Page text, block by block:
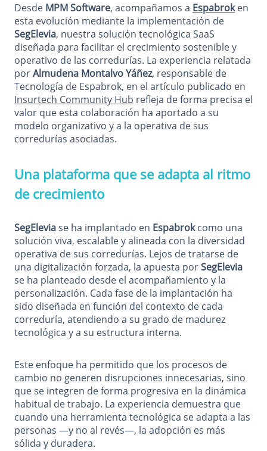
Desde MPM Software, acompañamos a Espabroken
esta evolución mediante la implementación de
SegElevia, nuestra solución tecnológica SaaS
diseñada para facilitar el crecimiento sostenible y
operativo de las corredurías. La experiencia relatada
porAlmudena Montalvo Yáñez, responsable de
Tecnología de Espabrok, en el artículo publicado en
Insurtech Community Hub refleja de forma precisa el
valor que esta colaboración ha aportado a su
modelo organizativo y a la operativa de sus
corredurías asociadas.
Una plataforma que se adapta al ritmo
de crecimiento
SegEleviase ha implantado en Espabrokcomo una
solución viva, escalable y alineada con la diversidad
operativa de sus corredurías. Lejos de tratarse de
una digitalización forzada, la apuesta porSegElevia
se ha planteado desde el acompañamiento y la
personalización. Cada fase de la implantación ha
sido diseñada en función del contexto de cada
correduría, atendiendo a su grado de madurez
tecnológica y a su estructura interna.
Este enfoque ha permitido que los procesos de
cambio no generen disrupciones innecesarias, sino
que se integren de forma progresiva en la dinámica
habitual de trabajo. La experiencia demuestra que
cuando una herramienta tecnológica se adapta a las
personas —y no al revés—, la adopción es más
sólida y duradera.